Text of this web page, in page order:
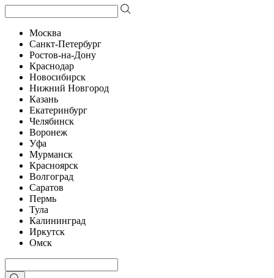
Москва
Санкт-Петербург
Ростов-на-Дону
Краснодар
Новосибирск
Нижний Новгород
Казань
Екатеринбург
Челябинск
Воронеж
Уфа
Мурманск
Красноярск
Волгоград
Саратов
Пермь
Тула
Калининград
Иркутск
Омск